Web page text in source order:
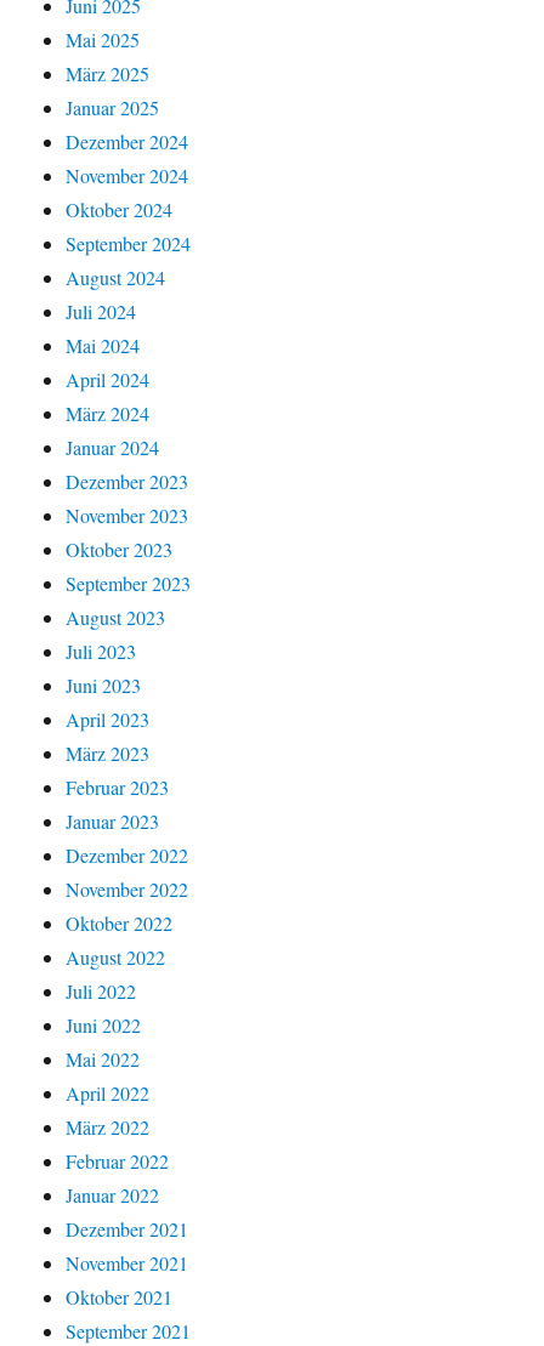
Juni 2025
Mai 2025
März 2025
Januar 2025
Dezember 2024
November 2024
Oktober 2024
September 2024
August 2024
Juli 2024
Mai 2024
April 2024
März 2024
Januar 2024
Dezember 2023
November 2023
Oktober 2023
September 2023
August 2023
Juli 2023
Juni 2023
April 2023
März 2023
Februar 2023
Januar 2023
Dezember 2022
November 2022
Oktober 2022
August 2022
Juli 2022
Juni 2022
Mai 2022
April 2022
März 2022
Februar 2022
Januar 2022
Dezember 2021
November 2021
Oktober 2021
September 2021